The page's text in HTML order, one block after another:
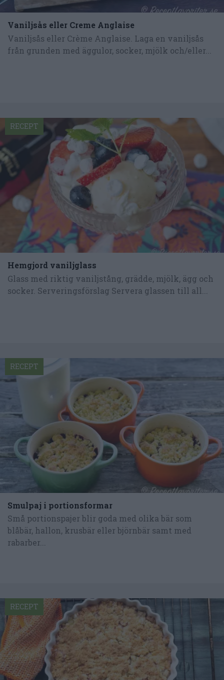
Vaniljsås eller Creme Anglaise
Vaniljsås eller Crème Anglaise. Laga en vaniljsås
från grunden med äggulor, socker, mjölk och/eller...
Hemgjord vaniljglass
Glass med riktig vaniljstång, grädde, mjölk, ägg och
socker. Serveringsförslag Servera glassen till all...
RECEPT
Smulpaj i portionsformar
Små portionspajer blir goda med olika bär som
blåbär, hallon, krusbär eller björnbär samt med
rabarber...
RECEPT
RECEPT